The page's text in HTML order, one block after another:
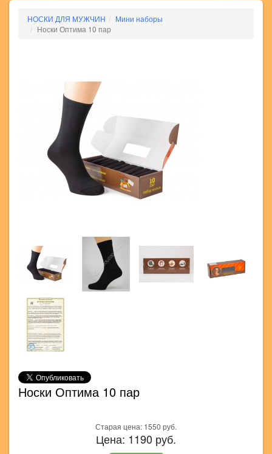
НОСКИ ДЛЯ МУЖЧИН
Мини наборы
Носки Оптима 10 пар
Носки Оптима 10 пар
Старая цена: 1550 руб.
Цена: 1190 руб.